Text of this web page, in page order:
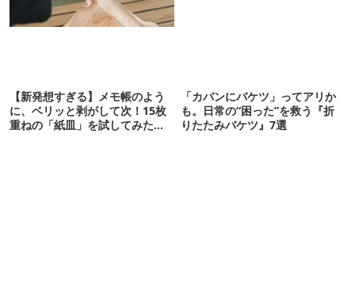
【新発想すぎる】メモ帳のよう
に、ベリッと剥がして次！15枚
重ねの「紙皿」を試してみた
「カバンにバケツ」ってアリか
も。日常の“困った”を救う『折
りたたみバケツ』7選